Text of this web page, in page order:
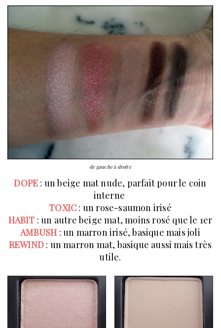
de gauche à droite
DOPE : un beige mat nude, parfait pour le coin
interne
TOXIC : un rose-saumon irisé
HABIT : un autre beige mat, moins rosé que le 1er
AMBUSH: un marron irisé, basique mais joli
REWIND : un marron mat, basique aussi mais très
utile.